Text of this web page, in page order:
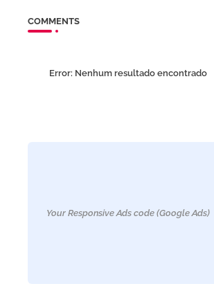
COMMENTS
Error: Nenhum resultado encontrado
Your Responsive Ads code (Google Ads)